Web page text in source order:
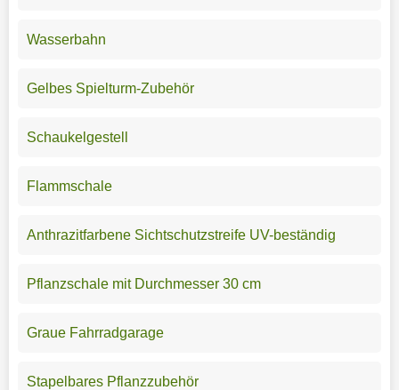
Wasserbahn
Gelbes Spielturm-Zubehör
Schaukelgestell
Flammschale
Anthrazitfarbene Sichtschutzstreife UV-beständig
Pflanzschale mit Durchmesser 30 cm
Graue Fahrradgarage
Stapelbares Pflanzzubehör